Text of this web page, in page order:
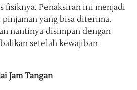
fisiknya. Penaksiran ini menjadi
yang bisa diterima.
nantinya disimpan dengan
setelah kewajiban
Jam Tangan